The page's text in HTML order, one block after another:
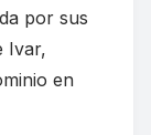
por sus
Ivar,
en